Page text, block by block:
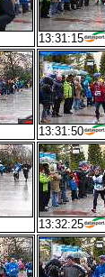
13:31:15
13:31:50
13:32:25